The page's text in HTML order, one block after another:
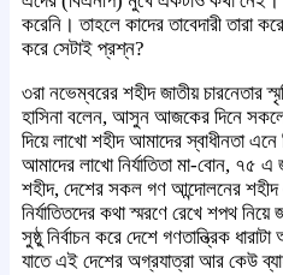
করেনি। তাহলে কাদের তাবেদারী তারা
করে সেটাই প্রশ্ন?
৩রা নভেম্বরের শহীদ জাতীয় চারনেতার
হাসিনা বলেন, আসুন আজকের দিনে
দিয়ে লাখো শহীদ আমাদের স্বাধীনতা
আমাদের লাখো নির্যাতিতা মা-বোন, ৭৫ এ
শহীদ, দেশের সকল গণ আন্দোলনের শহীদ
নির্যাতিতদের কথা স্মরণে রেখে শপথ
সুষ্ঠু নির্বাচন করে দেশে গণতান্ত্রিক
যাতে এই দেশের অগ্রযাত্রা আর কেউ